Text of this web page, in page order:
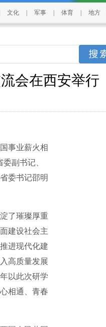
文化 军事 体育 地方
会在西安举行
事业薪火相
副书记、
委书记邵明
了璀璨厚重
建设社会主
进现代化建
高质量发展
以此次研学
相通、青春